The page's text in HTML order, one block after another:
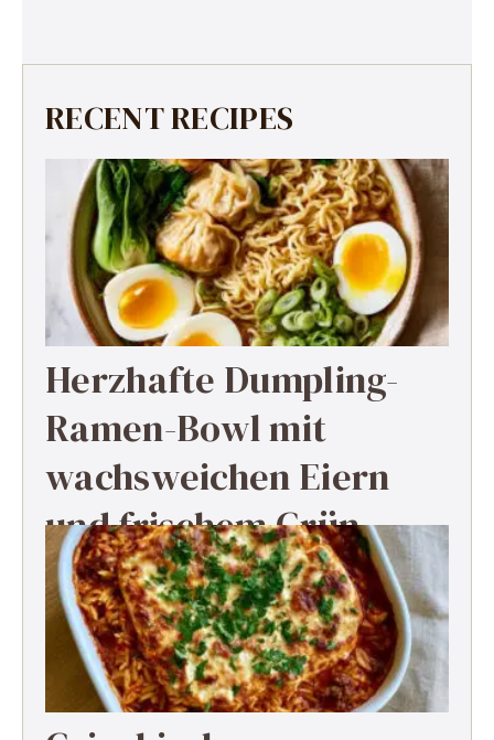
RECENT RECIPES
Herzhafte Dumpling-
Ramen-Bowl mit
wachsweichen Eiern
und frischem Grün